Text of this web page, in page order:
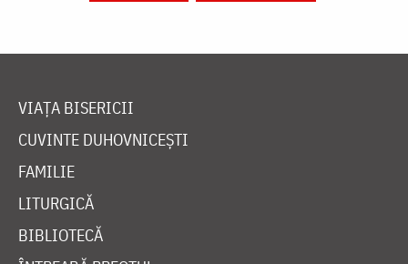
VIAȚA BISERICII
CUVINTE DUHOVNICEȘTI
FAMILIE
LITURGICĂ
BIBLIOTECĂ